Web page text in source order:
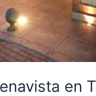
en